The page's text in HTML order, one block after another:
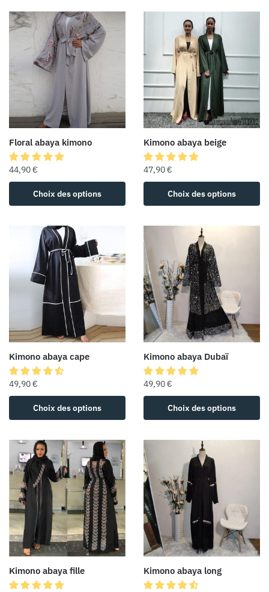
Floral abaya kimono
44,90€
Choix des options
Kimono abaya beige
47,90€
Choix des options
Kimono abaya cape
49,90€
Choix des options
Kimono abaya Dubaï
49,90€
Choix des options
Kimono abaya fille Kimono abaya long